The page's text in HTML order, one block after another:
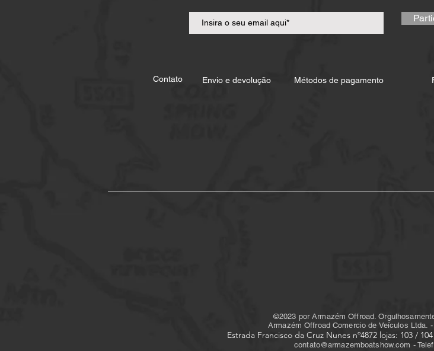
Contato Envio e devolução Métodos de pagamento
©2023 por Armazém Offroad.
Armazém Offroad Comercio de Veículos Ltda.
Estrada Francisco da Cruz Nunes nº4872 lojas: 103 /
contato@armazemboatshow.com -